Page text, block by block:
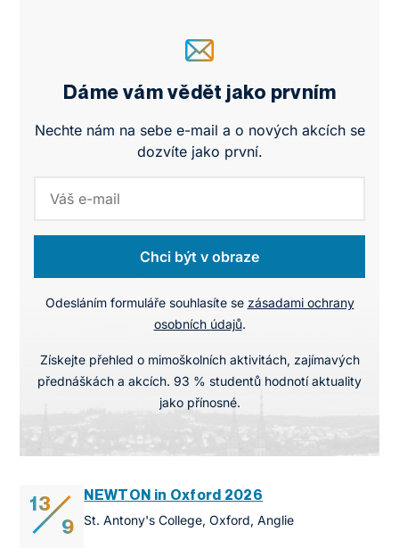
Dáme vám vědět jako prvním
Nechte nám na sebe e-mail a o nových akcích se
dozvíte jako první.
Chci být v obraze
Odesláním formuláře souhlasíte se zásadami ochrany
osobních údajů.
Získejte přehled o mimoškolních aktivitách, zajímavých
přednáškách a akcích. 93 % studentů hodnotí aktuality
jako přínosné.
13
9
NEWTON in Oxford 2026
St. Antony's College, Oxford, Anglie